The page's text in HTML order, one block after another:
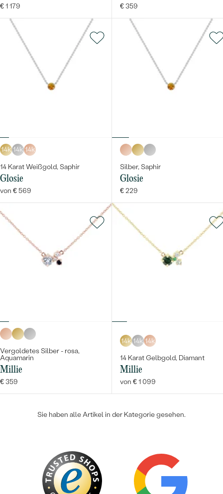
€ 1 179 € 359
14k 14k 14k
14 Karat Weißgold, Saphir
Glosie
von € 569
Silber, Saphir
Glosie
€ 229
Vergoldetes Silber - rosa,
Aquamarin
Millie
€ 359
14k 14k 14k
14 Karat Gelbgold, Diamant
Millie
von € 1 099
Sie haben alle Artikel in der Kategorie gesehen.